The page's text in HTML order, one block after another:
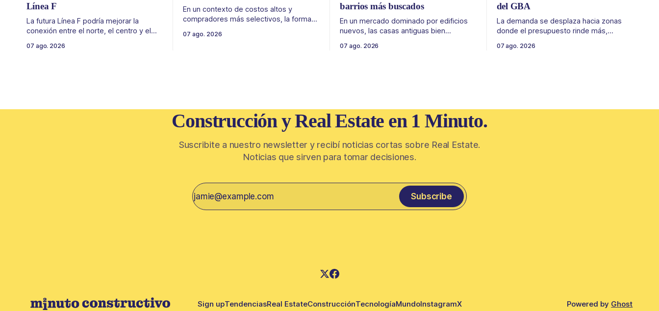
Línea F
La futura Línea F podría mejorar la
conexión entre el norte, el centro y el
zonas con menor acceso histórico al
07 ago. 2026
En un contexto de costos altos y
compradores más selectivos, la forma
desarrollo puede ser tan importante
07 ago. 2026
barrios más buscados
En un mercado dominado por edificios
nuevos, las casas antiguas bien
escala y detalles difíciles de replicar.
07 ago. 2026
del GBA
La demanda se desplaza hacia zonas
donde el presupuesto rinde más,
en CABA y menor acceso al crédito
07 ago. 2026
Construcción y Real Estate en 1 Minuto.
Suscribite a nuestro newsletter y recibí noticias cortas sobre Real Estate.
Noticias que sirven para tomar decisiones.
Subscribe
Sign upTendenciasReal EstateConstrucciónTecnologíaMundoInstagramX Powered by Ghost